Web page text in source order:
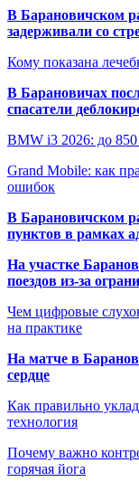
В Барановичском
задерживали со
Кому показана
В Барановичах
спасатели
BMW i3 2026: до 850
Grand Mobile: как
ошибок
В Барановичском
пунктов в рамках
На участке
поездов из-за
Чем цифровые
на практике
На матче в
сердце
Как правильно
технология
Почему важно
горячая йога